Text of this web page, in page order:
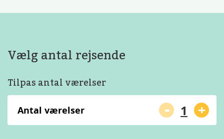
Vælg antal rejsende
Tilpas antal værelser
Antal værelser - +